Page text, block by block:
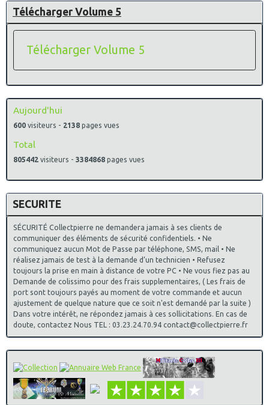
Télécharger Volume 5
Télécharger Volume 5
Aujourd'hui
600 visiteurs - 2138 pages vues
Total
805442 visiteurs - 3384868 pages vues
SECURITE
SÉCURITÉ Collectpierre ne demandera jamais à ses clients de
communiquer des éléments de sécurité confidentiels. • Ne
communiquez aucun Mot de Passe par téléphone, SMS, mail • Ne
réalisez jamais de test à la demande d’un technicien • Refusez
toujours la prise en main à distance de votre PC • Ne vous fiez pas au
Demande de colissimo pour des frais supplementaires, ( Les frais de
port sont toujours payés au moment de votre commande et aucun
ajustement de quelque nature que ce soit n'est demandé par la suite )
Dans votre intérêt, ne répondez jamais à ces sollicitations. En cas de
doute, contactez Nous TEL : 03.23.24.70.94 contact@collectpierre.fr